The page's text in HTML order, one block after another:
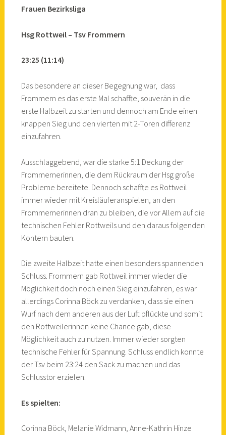
Frauen Bezirksliga
Hsg Rottweil – Tsv Frommern
23:25 (11:14)
Das besondere an dieser Begegnung war, dass
Frommern es das erste Mal schaffte, souverän in die
erste Halbzeit zu starten und dennoch am Ende einen
knappen Sieg und den vierten mit 2-Toren differenz
einzufahren.
Ausschlaggebend, war die starke 5:1 Deckung der
Frommernerinnen, die dem Rückraum der Hsg große
Probleme bereitete. Dennoch schaffte es Rottweil
immer wieder mit Kreisläuferanspielen, an den
Frommernerinnen dran zu bleiben, die vor Allem auf die
technischen Fehler Rottweils und den daraus folgenden
Kontern bauten.
Die zweite Halbzeit hatte einen besonders spannenden
Schluss. Frommern gab Rottweil immer wieder die
Möglichkeit doch noch einen Sieg einzufahren, es war
allerdings Corinna Böck zu verdanken, dass sie einen
Wurf nach dem anderen aus der Luft pflückte und somit
den Rottweilerinnen keine Chance gab, diese
Möglichkeit auch zu nutzen. Immer wieder sorgten
technische Fehler für Spannung. Schluss endlich konnte
der Tsv beim 23:24 den Sack zu machen und das
Schlusstor erzielen.
Es spielten:
Corinna Böck, Melanie Widmann, Anne-Kathrin Hinze